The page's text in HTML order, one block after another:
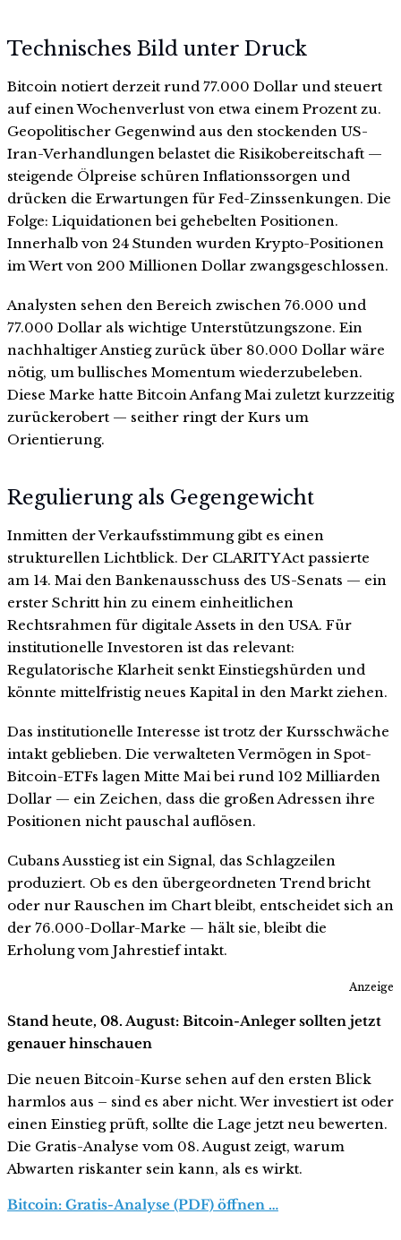
Technisches Bild unter Druck
Bitcoin notiert derzeit rund 77.000 Dollar und steuert
auf einen Wochenverlust von etwa einem Prozent zu.
Geopolitischer Gegenwind aus den stockenden US-
Iran-Verhandlungen belastet die Risikobereitschaft —
steigende Ölpreise schüren Inflationssorgen und
drücken die Erwartungen für Fed-Zinssenkungen. Die
Folge: Liquidationen bei gehebelten Positionen.
Innerhalb von 24 Stunden wurden Krypto-Positionen
im Wert von 200 Millionen Dollar zwangsgeschlossen.
Analysten sehen den Bereich zwischen 76.000 und
77.000 Dollar als wichtige Unterstützungszone. Ein
nachhaltiger Anstieg zurück über 80.000 Dollar wäre
nötig, um bullisches Momentum wiederzubeleben.
Diese Marke hatte Bitcoin Anfang Mai zuletzt kurzzeitig
zurückerobert — seither ringt der Kurs um
Orientierung.
Regulierung als Gegengewicht
Inmitten der Verkaufsstimmung gibt es einen
strukturellen Lichtblick. Der CLARITY Act passierte
am 14. Mai den Bankenausschuss des US-Senats — ein
erster Schritt hin zu einem einheitlichen
Rechtsrahmen für digitale Assets in den USA. Für
institutionelle Investoren ist das relevant:
Regulatorische Klarheit senkt Einstiegshürden und
könnte mittelfristig neues Kapital in den Markt ziehen.
Das institutionelle Interesse ist trotz der Kursschwäche
intakt geblieben. Die verwalteten Vermögen in Spot-
Bitcoin-ETFs lagen Mitte Mai bei rund 102 Milliarden
Dollar — ein Zeichen, dass die großen Adressen ihre
Positionen nicht pauschal auflösen.
Cubans Ausstieg ist ein Signal, das Schlagzeilen
produziert. Ob es den übergeordneten Trend bricht
oder nur Rauschen im Chart bleibt, entscheidet sich an
der 76.000-Dollar-Marke — hält sie, bleibt die
Erholung vom Jahrestief intakt.
Anzeige
Stand heute, 08. August: Bitcoin-Anleger sollten jetzt
genauer hinschauen
Die neuen Bitcoin-Kurse sehen auf den ersten Blick
harmlos aus – sind es aber nicht. Wer investiert ist oder
einen Einstieg prüft, sollte die Lage jetzt neu bewerten.
Die Gratis-Analyse vom 08. August zeigt, warum
Abwarten riskanter sein kann, als es wirkt.
Bitcoin: Gratis-Analyse (PDF) öffnen …